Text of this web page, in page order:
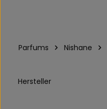
Parfums Nishane
Hersteller